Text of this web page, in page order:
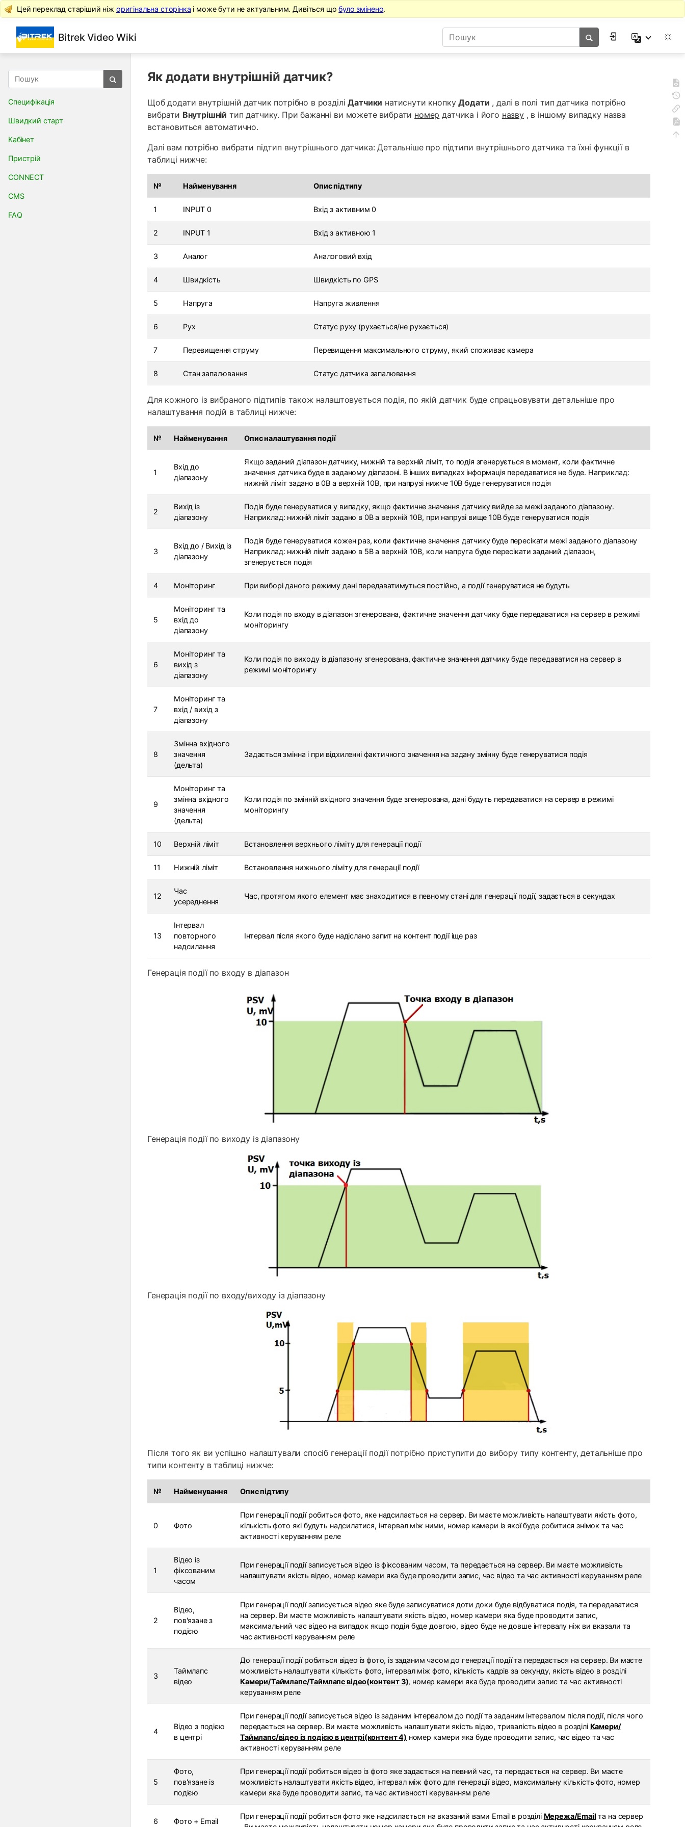
Цей переклад старіший ніж оригінальна сторінка і може бути не актуальним. Дивіться щобуло змінено.
Bitrek Video Wiki
Специфікація
Швидкий старт
Кабінет
Пристрій
CONNECT
CMS
FAQ
Як додати внутрішній датчик?
Щоб додати внутрішній датчик потрібно в розділіДатчики натиснути кнопкуДодати , далі в полі тип датчика потрібно
вибрати Внутрішній тип датчику. При бажанні ви можете вибрати номер датчика і його назву, в іншому випадку назва
встановиться автоматично.
Далі вам потрібно вибрати підтип внутрішнього датчика: Детальніше про підтипи внутрішнього датчика та їхні функції в
таблиці нижче:
№ Найменування Опис підтипу
1 INPUT 0 Вхід з активним 0
2 INPUT 1 Вхід з активною 1
3 Аналог Аналоговий вхід
4 Швидкість Швидкість по GPS
5 Напруга Напруга живлення
6 Рух Статус руху (рухається/не рухається)
7 Перевищення струму Перевищення максимального струму, який споживає камера
8 Стан запалювання Статус датчика запалювання
Для кожного із вибраного підтипів також налаштовується подія, по якій датчик буде спрацьовувати детальніше про
налаштування подій в таблиці нижче:
№ Найменування Опис налаштування події
1
Вхід до
діапазону
Якщо заданий діапазон датчику, нижній та верхній ліміт, то подія згенерується в момент, коли фактичне
значення датчика буде в заданому діапазоні. В інших випадках інформація передаватися не буде. Наприклад:
нижній ліміт задано в 0В а верхній 10В, при напрузі нижче 10В буде генеруватися подія
2
Вихід із
діапазону
Подія буде генеруватися у випадку, якщо фактичне значення датчику вийде за межі заданого діапазону.
Наприклад: нижній ліміт задано в 0В а верхній 10В, при напрузі вище 10В буде генеруватися подія
3
Вхід до / Вихід із
діапазону
Подія буде генеруватися кожен раз, коли фактичне значення датчику буде пересікати межі заданого діапазону
Наприклад: нижній ліміт задано в 5В а верхній 10В, коли напруга буде пересікати заданий діапазон,
згенерується подія
4 Моніторинг При виборі даного режиму дані передаватимуться постійно, а події генеруватися не будуть
5
Моніторинг та
вхід до
діапазону
Коли подія по входу в діапазон згенерована, фактичне значення датчику буде передаватися на сервер в режимі
моніторингу
6
Моніторинг та
вихід з
діапазону
Коли подія по виходу із діапазону згенерована, фактичне значення датчику буде передаватися на сервер в
режимі моніторингу
7
Моніторинг та
вхід / вихід з
діапазону
8
Змінна вхідного
значення
(дельта)
Задається змінна і при відхиленні фактичного значення на задану змінну буде генеруватися подія
9
Моніторинг та
змінна вхідного
значення
(дельта)
Коли подія по змінній вхідного значення буде згенерована, дані будуть передаватися на сервер в режимі
моніторингу
10 Верхній ліміт Встановлення верхнього ліміту для генерації події
11 Нижній ліміт Встановлення нижнього ліміту для генерації події
12
Час
усереднення
Час, протягом якого елемент має знаходитися в певному стані для генерації події, задається в секундах
13
Інтервал
повторного
надсилання
Інтервал після якого буде надіслано запит на контент події іще раз
Генерація події по входу в діапазон
Генерація події по виходу із діапазону
Генерація події по входу/виходу із діапазону
Після того як ви успішно налаштували спосіб генерації події потрібно приступити до вибору типу контенту, детальніше про
типи контенту в таблиці нижче:
№ Найменування Опис підтипу
0 Фото
При генерації події робиться фото, яке надсилається на сервер. Ви маєте можливість налаштувати якість фото,
кількість фото які будуть надсилатися, інтервал між ними, номер камери із якої буде робитися знімок та час
активності керуванням реле
1
Відео із
фіксованим
часом
При генерації події записується відео із фіксованим часом, та передається на сервер. Ви маєте можливість
налаштувати якість відео, номер камери яка буде проводити запис, час відео та час активності керуванням реле
2
Відео,
пов'язане з
подією
При генерації події записується відео яке буде записуватися доти доки буде відбуватися подія, та передаватися
на сервер. Ви маєте можливість налаштувати якість відео, номер камери яка буде проводити запис,
максимальний час відео на випадок якщо подія буде довгою, відео буде не довше інтервалу ніж ви вказали та
час активності керуванням реле
3
Таймлапс
відео
До генерації події робиться відео із фото, із заданим часом до генерації події та передається на сервер. Ви маєте
можливість налаштувати кількість фото, інтервал між фото, кількість кадрів за секунду, якість відео в розділі
Камери/Таймлапс/Таймлапс відео(контент 3), номер камери яка буде проводити запис та час активності
керуванням реле
4
Відео з подією
в центрі
При генерації події записується відео із заданим інтервалом до події та заданим інтервалом після події, після чого
передається на сервер. Ви маєте можливість налаштувати якість відео, тривалість відео в розділі Камери/
Таймлапс/відео із подією в центрі(контент 4) номер камери яка буде проводити запис, час відео та час
активності керуванням реле
5
Фото,
пов'язане із
подією
При генерації події робиться відео із фото яке задається на певний час, та передається на сервер. Ви маєте
можливість налаштувати якість відео, інтервал між фото для генерації відео, максимальну кількість фото, номер
камери яка буде проводити запис, та час активності керуванням реле
6 Фото + Email
При генерації події робиться фото яке надсилається на вказаний вами Email в розділі Мережа/Email та на сервер